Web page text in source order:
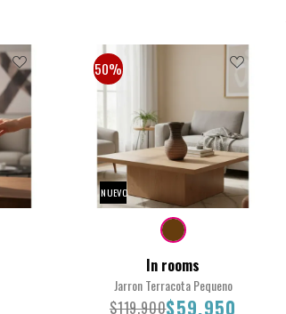
NUEVO
50%
In rooms
Jarron Terracota Pequeno
$119.900$59.950